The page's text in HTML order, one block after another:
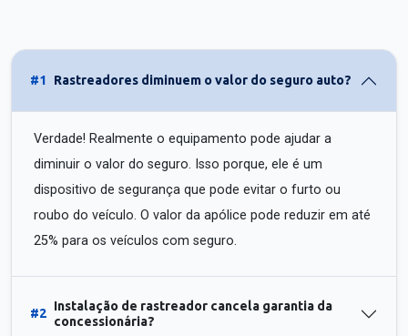
#1 Rastreadores diminuem o valor do seguro auto?
Verdade! Realmente o equipamento pode ajudar a
diminuir o valor do seguro. Isso porque, ele é um
dispositivo de segurança que pode evitar o furto ou
roubo do veículo. O valor da apólice pode reduzir em até
25% para os veículos com seguro.
#2
Instalação de rastreador cancela garantia da
concessionária?